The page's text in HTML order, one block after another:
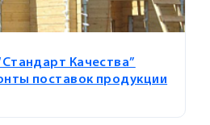
Качества”
поставок продукции